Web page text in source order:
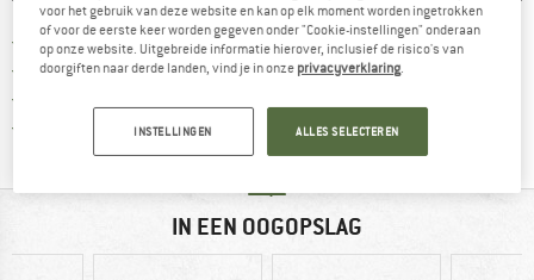
Gratis verzending vanaf € 69 (NL)Vind hier de
100 dagen bedenktijdVind de betalingsinformatie hier!
Alle artikelen in voorraad
IN EEN OOGOPSLAG
voor het gebruik van deze website en kan op elk moment worden ingetrokken
of voor de eerste keer worden gegeven onder "Cookie-instellingen" onderaan
op onze website. Uitgebreide informatie hierover, inclusief de risico's van
doorgiften naar derde landen, vind je in onze privacyverklaring
INSTELLINGEN ALLES SELECTEREN